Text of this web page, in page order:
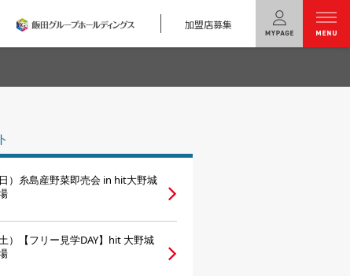
加盟店募集
テクノロジー
建築実例
）糸島産野菜即売会 in hit大野城
）【フリー見学DAY】hit 大野城